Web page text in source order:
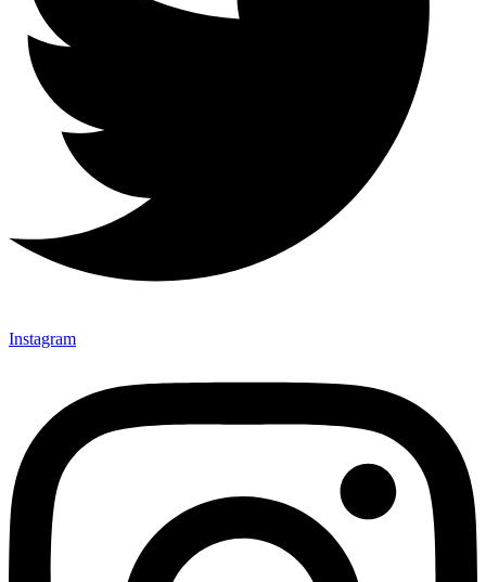
Instagram